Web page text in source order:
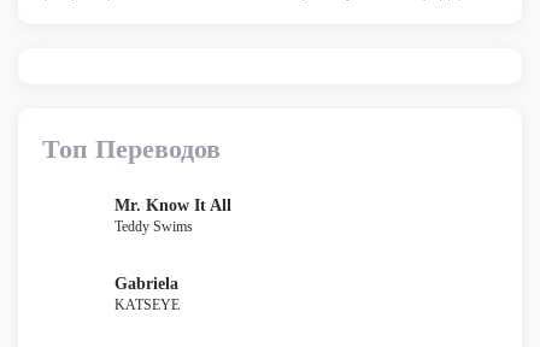
Топ Переводов
Mr. Know It All
Teddy Swims
Gabriela
KATSEYE